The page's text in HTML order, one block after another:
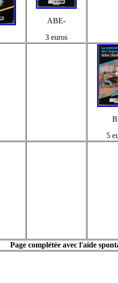
ABE-
3 euros
5
Page complétée avec l'aide